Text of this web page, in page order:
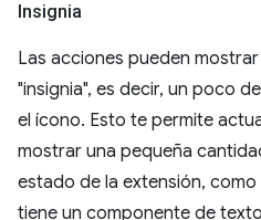
Insignia
Las acciones pueden
"insignia", es decir, un poco
el ícono. Esto te permite
mostrar una pequeña
estado de la extensión,
tiene un componente de